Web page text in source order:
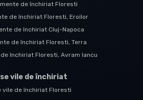
de închiriat Floresti
de închiriat Floresti, Eroilor
de închiriat Cluj-Napoca
de închiriat Floresti, Terra
închiriat Floresti, Avram Iancu
vile de închiriat
vile de închiriat Floresti